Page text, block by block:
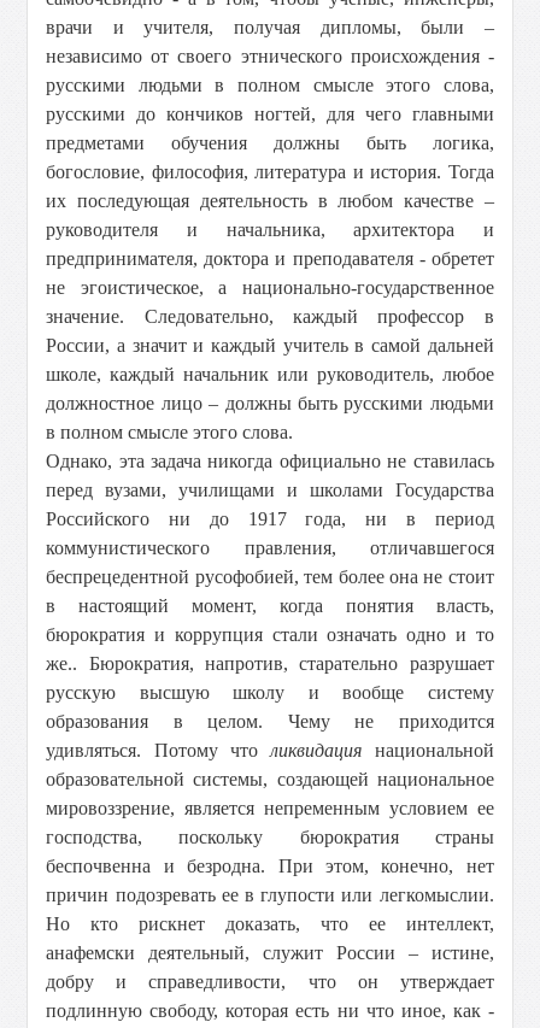
врачи и учителя, получая дипломы, были –
независимо от своего этнического происхождения -
русскими людьми в полном смысле этого слова,
русскими до кончиков ногтей, для чего главными
предметами обучения должны быть логика,
богословие, философия, литература и история. Тогда
их последующая деятельность в любом качестве –
руководителя и начальника, архитектора и
предпринимателя, доктора и преподавателя - обретет
не эгоистическое, а национально-государственное
значение. Следовательно, каждый профессор в
России, а значит и каждый учитель в самой дальней
школе, каждый начальник или руководитель, любое
должностное лицо – должны быть русскими людьми
в полном смысле этого слова.
Однако, эта задача никогда официально не ставилась
перед вузами, училищами и школами Государства
Российского ни до 1917 года, ни в период
коммунистического правления, отличавшегося
беспрецедентной русофобией, тем более она не стоит
в настоящий момент, когда понятия власть,
бюрократия и коррупция стали означать одно и то
же.. Бюрократия, напротив, старательно разрушает
русскую высшую школу и вообще систему
образования в целом. Чему не приходится
удивляться. Потому чтоликвидация национальной
образовательной системы, создающей национальное
мировоззрение, является непременным условием ее
господства, поскольку бюрократия страны
беспочвенна и безродна. При этом, конечно, нет
причин подозревать ее в глупости или легкомыслии.
Но кто рискнет доказать, что ее интеллект,
анафемски деятельный, служит России – истине,
добру и справедливости, что он утверждает
подлинную свободу, которая есть ни что иное, как -